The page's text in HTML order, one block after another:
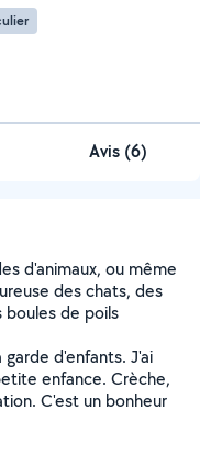
Avis (6)
d'animaux, ou même
des chats, des
de poils
d'enfants. J'ai
enfance. Crèche,
C'est un bonheur